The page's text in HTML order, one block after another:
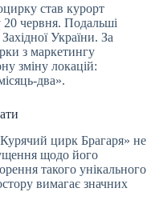
став курорт
20 червня. Подальші
України. За
з маркетингу
зміну локацій:
два».
цирк Брагаря» не
щодо його
такого унікального
вимагає значних